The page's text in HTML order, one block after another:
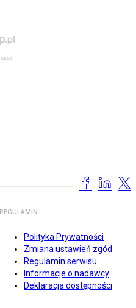
REGULAMIN
Polityka Prywatności
Zmiana ustawień zgód
Regulamin serwisu
Informacje o nadawcy
Deklaracja dostępności